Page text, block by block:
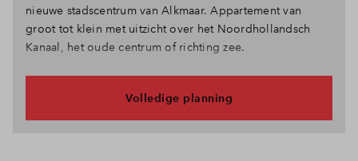
nieuwe stadscentrum van Alkmaar. Appartement van
groot tot klein met uitzicht over het Noordhollandsch
Kanaal, het oude centrum of richting zee.
Volledige planning